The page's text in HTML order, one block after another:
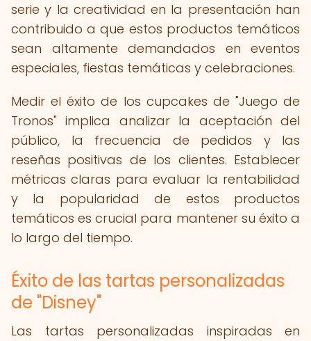
serie y la creatividad en la presentación han
contribuido a que estos productos temáticos
sean altamente demandados en eventos
especiales, fiestas temáticas y celebraciones.
Medir el éxito de los cupcakes de "Juego de
Tronos" implica analizar la aceptación del
público, la frecuencia de pedidos y las
reseñas positivas de los clientes. Establecer
métricas claras para evaluar la rentabilidad
y la popularidad de estos productos
temáticos es crucial para mantener su éxito a
lo largo del tiempo.
Éxito de las tartas personalizadas
de "Disney"
Las tartas personalizadas inspiradas en